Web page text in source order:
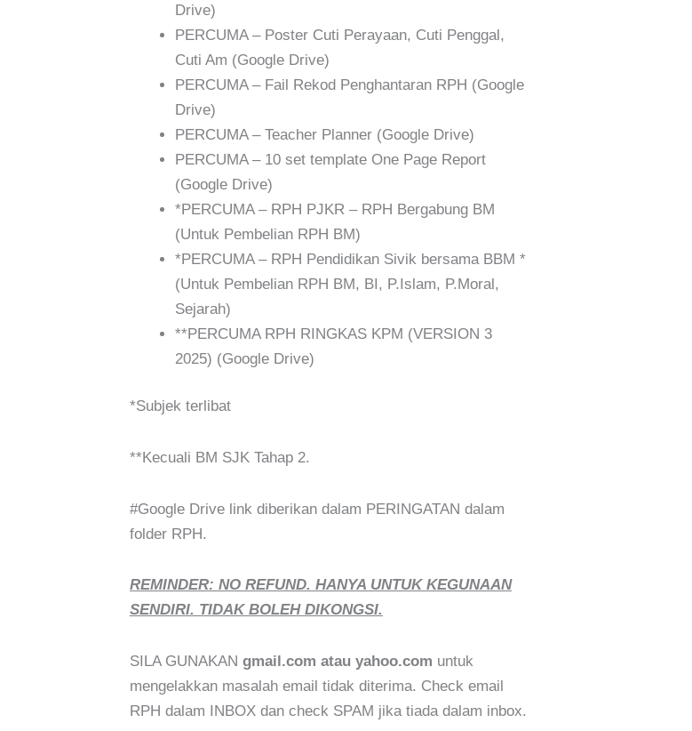
Drive)
PERCUMA – Poster Cuti Perayaan, Cuti Penggal,
Cuti Am (Google Drive)
PERCUMA – Fail Rekod Penghantaran RPH (Google
Drive)
PERCUMA – Teacher Planner (Google Drive)
PERCUMA – 10 set template One Page Report
(Google Drive)
*PERCUMA – RPH PJKR – RPH Bergabung BM
(Untuk Pembelian RPH BM)
*PERCUMA – RPH Pendidikan Sivik bersama BBM *
(Untuk Pembelian RPH BM, BI, P.Islam, P.Moral,
Sejarah)
**PERCUMA RPH RINGKAS KPM (VERSION 3
2025) (Google Drive)
*Subjek terlibat
**Kecuali BM SJK Tahap 2.
#Google Drive link diberikan dalam PERINGATAN dalam
folder RPH.
REMINDER: NO REFUND. HANYA UNTUK KEGUNAAN
SENDIRI. TIDAK BOLEH DIKONGSI.
SILA GUNAKAN gmail.com atau yahoo.com untuk
mengelakkan masalah email tidak diterima. Check email
RPH dalam INBOX dan check SPAM jika tiada dalam inbox.